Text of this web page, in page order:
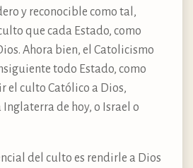
y reconocible como tal,
que cada Estado, como
Ahora bien, el Catolicismo
todo Estado, como
el culto Católico a Dios,
de hoy, o Israel o
del culto es rendirle a Dios